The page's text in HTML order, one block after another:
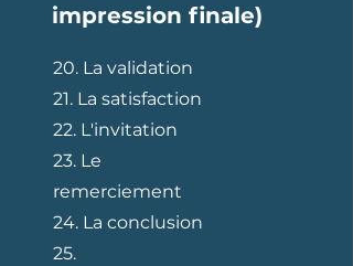
impression finale)
20. La validation
21. La satisfaction
22. L'invitation
23. Le
remerciement
24. La conclusion
25.